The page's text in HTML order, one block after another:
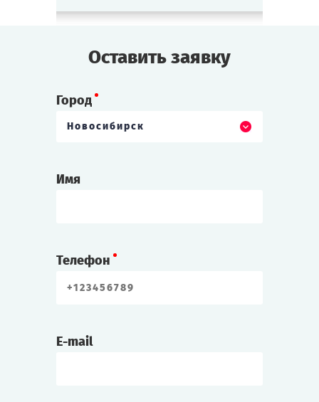
Оставить заявку
Город
Новосибирск
Имя
Телефон
E-mail